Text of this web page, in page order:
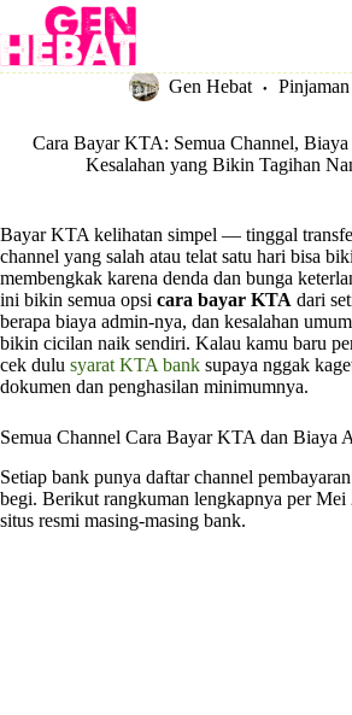
to
content
Gen Hebat
Cara Bayar KTA: Semua Channel,
Kesalahan yang Bikin Tagihan
Bayar KTA kelihatan simpel — tinggal
channel yang salah atau telat satu hari bisa
membengkak karena denda dan bunga
ini bikin semua opsi cara bayar KTA dari
berapa biaya admin-nya, dan kesalahan
bikin cicilan naik sendiri. Kalau kamu baru
cek dulu syarat KTA bank supaya nggak
dokumen dan penghasilan minimumnya.
Semua Channel Cara Bayar KTA dan Biaya
Setiap bank punya daftar channel
begi. Berikut rangkuman lengkapnya per Mei
situs resmi masing-masing bank.